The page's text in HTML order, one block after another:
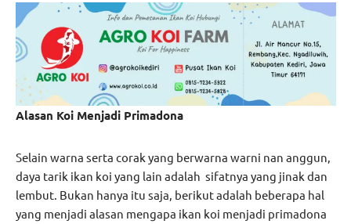
Alasan Koi Menjadi Primadona
Selain warna serta corak yang berwarna warni nan anggun,
daya tarik ikan koi yang lain adalah sifatnya yang jinak dan
lembut. Bukan hanya itu saja, berikut adalah beberapa hal
yang menjadi alasan mengapa ikan koi menjadi primadona